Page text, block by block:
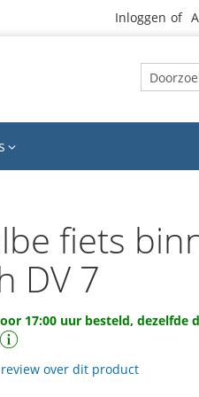
Inloggen
Zoek
fiets
DV 7
17:00 uur besteld, dezelfde
over dit product